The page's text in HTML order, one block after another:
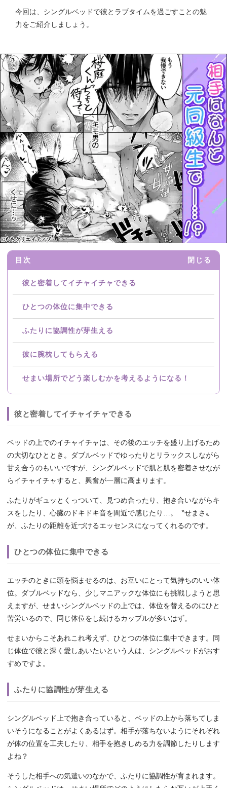
今回は、シングルベッドで彼とラブタイムを過ごすことの魅
力をご紹介しましょう。
目次 閉じる
彼と密着してイチャイチャできる
ひとつの体位に集中できる
ふたりに協調性が芽生える
彼に腕枕してもらえる
せまい場所でどう楽しむかを考えるようになる！
彼と密着してイチャイチャできる
ベッドの上でのイチャイチャは、その後のエッチを盛り上げるため
の大切なひととき。ダブルベッドでゆったりとリラックスしながら
甘え合うのもいいですが、シングルベッドで肌と肌を密着させなが
らイチャイチャすると、興奮が一層に高まります。
ふたりがギュッとくっついて、見つめ合ったり、抱き合いながらキ
スをしたり、心臓のドキドキ音を間近で感じたり…。〝せまさ〟
が、ふたりの距離を近づけるエッセンスになってくれるのです。
ひとつの体位に集中できる
エッチのときに頭を悩ませるのは、お互いにとって気持ちのいい体
位。ダブルベッドなら、少しマニアックな体位にも挑戦しようと思
えますが、せまいシングルベッドの上では、体位を替えるのにひと
苦労いるので、同じ体位をし続けるカップルが多いはず。
せまいからこそあれこれ考えず、ひとつの体位に集中できます。同
じ体位で彼と深く愛しあいたいという人は、シングルベッドがおす
すめですよ。
ふたりに協調性が芽生える
シングルベッド上で抱き合っていると、ベッドの上から落ちてしま
いそうになることがよくあるはず。相手が落ちないようにそれぞれ
が体の位置を工夫したり、相手を抱きしめる力を調節したりします
よね？
そうした相手への気遣いのなかで、ふたりに協調性が育まれます。